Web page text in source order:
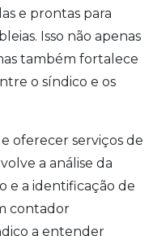
e prontas para
Isso não apenas
também fortalece
o síndico e os
oferecer serviços de
a análise da
e a identificação de
contador
a entender